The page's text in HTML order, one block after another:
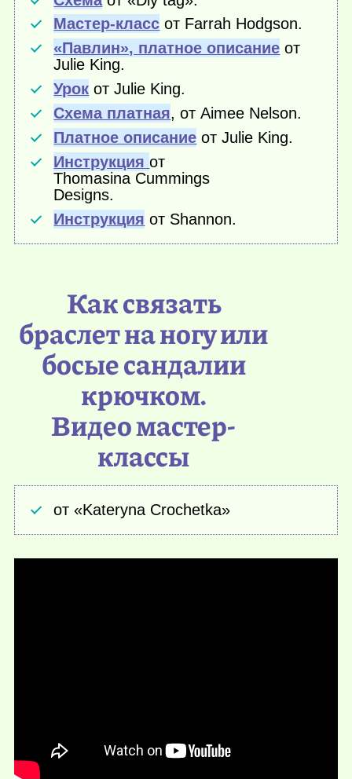
Мастер-класс от Farrah Hodgson.
«Павлин», платное описание от
Julie King.
Урок от Julie King.
Схема платная, от Aimee Nelson.
Платное описание от Julie King.
Инструкция от
Thomasina Cummings
Designs.
Инструкция от Shannon.
Как связать
браслет на ногу или
босые сандалии
крючком.
Видео мастер-
классы
от «Kateryna Crochetka»